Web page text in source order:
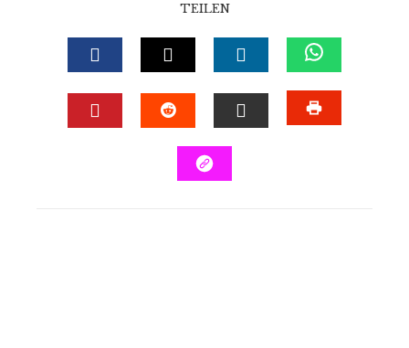
TEILEN